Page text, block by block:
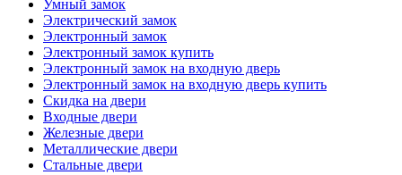
Умный замок
Электрический замок
Электронный замок
Электронный замок купить
Электронный замок на входную дверь
Электронный замок на входную дверь купить
Скидка на двери
Входные двери
Железные двери
Металлические двери
Стальные двери